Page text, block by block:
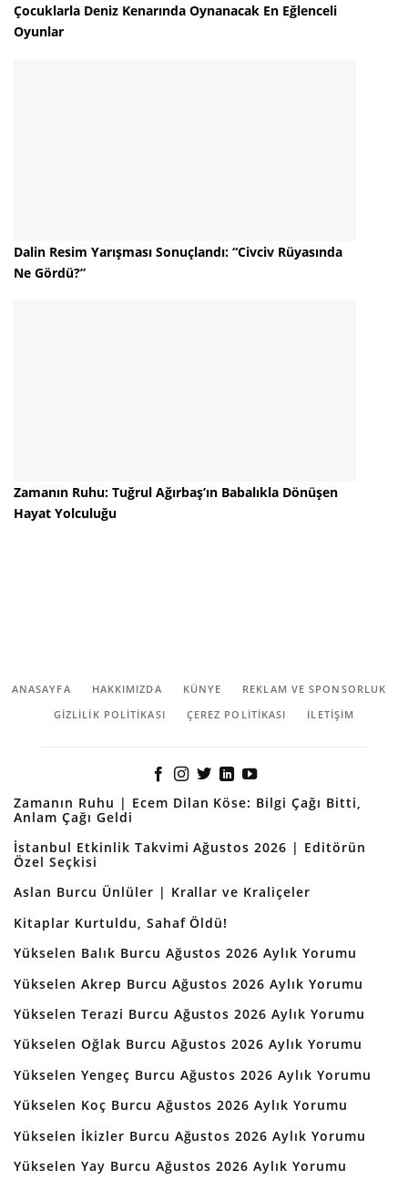
Çocuklarla Deniz Kenarında Oynanacak En Eğlenceli
Oyunlar
Dalin Resim Yarışması Sonuçlandı: “Civciv Rüyasında
Ne Gördü?”
Zamanın Ruhu: Tuğrul Ağırbaş’ın Babalıkla Dönüşen
Hayat Yolculuğu
ANASAYFA HAKKIMIZDA KÜNYE
REKLAM VE SPONSORLUK
GIZLILIK POLITIKASI
ÇEREZ POLITIKASI İLETİŞİM
Zamanın Ruhu | Ecem Dilan Köse: Bilgi Çağı Bitti,
Anlam Çağı Geldi
İstanbul Etkinlik Takvimi Ağustos 2026 | Editörün
Özel Seçkisi
Aslan Burcu Ünlüler | Krallar ve Kraliçeler
Kitaplar Kurtuldu, Sahaf Öldü!
Yükselen Balık Burcu Ağustos 2026 Aylık Yorumu
Yükselen Akrep Burcu Ağustos 2026 Aylık Yorumu
Yükselen Terazi Burcu Ağustos 2026 Aylık Yorumu
Yükselen Oğlak Burcu Ağustos 2026 Aylık Yorumu
Yükselen Yengeç Burcu Ağustos 2026 Aylık Yorumu
Yükselen Koç Burcu Ağustos 2026 Aylık Yorumu
Yükselen İkizler Burcu Ağustos 2026 Aylık Yorumu
Yükselen Yay Burcu Ağustos 2026 Aylık Yorumu